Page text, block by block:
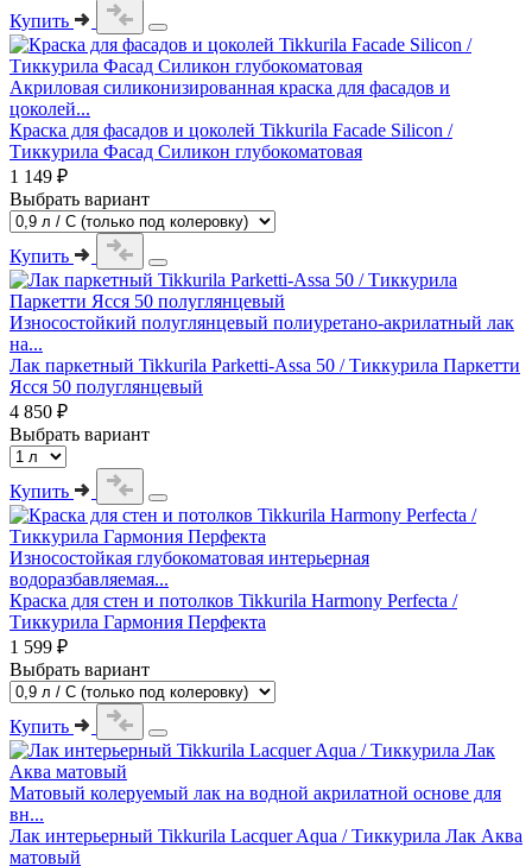
Купить
Акриловая силиконизированная краска для фасадов и
цоколей...
Краска для фасадов и цоколей Tikkurila Facade Silicon /
Тиккурила Фасад Силикон глубокоматовая
1 149 ₽
Выбрать вариант
Купить
Износостойкий полуглянцевый полиуретано-акрилатный лак
на...
Лак паркетный Tikkurila Parketti-Assa 50 / Тиккурила Паркетти
Ясся 50 полуглянцевый
4 850 ₽
Выбрать вариант
Купить
Износостойкая глубокоматовая интерьерная
водоразбавляемая...
Краска для стен и потолков Tikkurila Harmony Perfecta /
Тиккурила Гармония Перфекта
1 599 ₽
Выбрать вариант
Купить
Матовый колеруемый лак на водной акрилатной основе для
вн...
Лак интерьерный Tikkurila Lacquer Aqua / Тиккурила Лак Аква
матовый